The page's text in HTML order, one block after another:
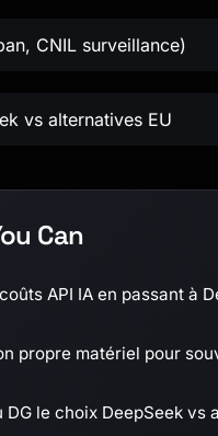
CNIL surveillance)
vs alternatives EU
Can
API IA en passant à
propre matériel pour
le choix DeepSeek vs